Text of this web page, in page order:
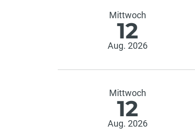
Mittwoch
12
Aug. 2026
Mittwoch
12
Aug. 2026